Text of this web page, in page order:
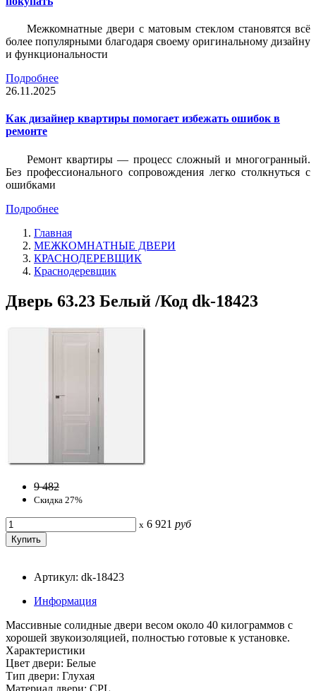
Межкомнатные двери с матовым стеклом становятся всё
более популярными благодаря своему оригинальному дизайну
и функциональности
Подробнее
26.11.2025
Как дизайнер квартиры помогает избежать ошибок в
ремонте
Ремонт квартиры — процесс сложный и многогранный.
Без профессионального сопровождения легко столкнуться с
ошибками
Подробнее
Главная
МЕЖКОМНАТНЫЕ ДВЕРИ
КРАСНОДЕРЕВЩИК
Краснодеревщик
Дверь 63.23 Белый /Код dk-18423
9 482
Скидка 27%
x 6 921 руб
Артикул: dk-18423
Информация
Массивные солидные двери весом около 40 килограммов с
хорошей звукоизоляцией, полностью готовые к установке.
Характеристики
Цвет двери: Белые
Тип двери: Глухая
Материал двери: CPL